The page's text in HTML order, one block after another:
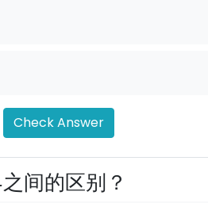
Check Answer
间的区别？